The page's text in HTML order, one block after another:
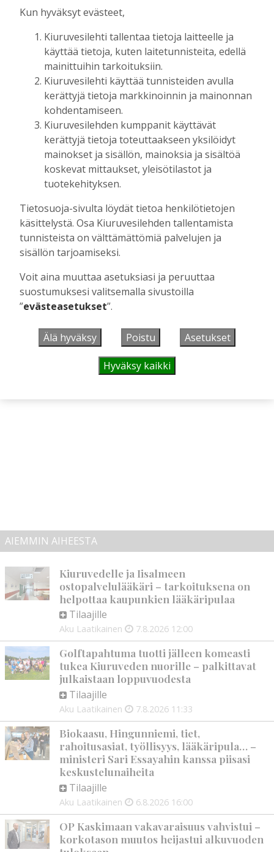
käy, jos sekin viedään? Onko tämä viimeinen niitti
lomituspalveluiden lomitustyön päällikkö Raija
Martikainen.
– Näin mittavia leikkauksia ei välttämättä tarvita,
koska näyttää siltä, että säästöjä syntyy
muutenkin. Nyt esitys on lausuntokierroksella.
Paperillahan 20 miljoonan säästöt voi näyttää
helpolta, mutta näin isoille muutoksille
tarvittaisiin lisäaikaa, Martikainen painottaa.
Ylä-Savon lomituspalvelut työllistävät 185
vakituista ja määräaikaista lomittajaa sekä
ostopalveluyrittäjiä. Kiuruvetisiä vakituisia
lomittajia on 57.
Kiuruvetinen Pentti Saharinen on tehnyt
lomittajan työtä kohta 24 vuotta. Hän
työskentelee pääsääntöisesti robottitiloilla.
olla tapissa, säästöillä mentäisiin jo kipurajojen
yli. Tämän kesän jälkeen on kyllä huomannut
viljelijöiden väsymyksen, sanoo Saharinen.
AIEMMIN AIHEESTA
Kiuruvedelle ja Iisalmeen
ostopalvelulääkäri – tarkoituksena on
helpottaa kaupunkien lääkäripulaa
Tilaajille
Aku Laatikainen 7.8.2026 12:00
Golftapahtuma tuotti jälleen komeasti
tukea Kiuruveden nuorille – palkittavat
julkaistaan loppuvuodesta
Tilaajille
Aku Laatikainen 7.8.2026 11:33
Biokaasu, Hingunniemi, tiet,
rahoitusasiat, työllisyys, lääkäripula… –
ministeri Sari Essayahin kanssa piisasi
keskustelunaiheita
Tilaajille
Aku Laatikainen 6.8.2026 16:00
OP Kaskimaan vakavaraisuus vahvistui –
korkotason muutos heijastui alkuvuoden
Kun hyväksyt evästeet,
Kiuruvesilehti tallentaa tietoja laitteelle ja
käyttää tietoja, kuten laitetunnisteita, edellä
mainittuihin tarkoituksiin.
Kiuruvesilehti käyttää tunnisteiden avulla
kerättyjä tietoja markkinoinnin ja mainonnan
kohdentamiseen.
Kiuruvesilehden kumppanit käyttävät
kerättyjä tietoja toteuttaakseen yksilöidyt
mainokset ja sisällön, mainoksia ja sisältöä
koskevat mittaukset, yleisötilastot ja
tuotekehityksen.
Tietosuoja-sivulta löydät tietoa henkilötietojen
käsittelystä. Osa Kiuruvesilehden tallentamista
tunnisteista on välttämättömiä palvelujen ja
sisällön tarjoamiseksi.
Voit aina muuttaa asetuksiasi ja peruuttaa
suostumuksesi valitsemalla sivustoilla
”evästeasetukset”.
Älä hyväksy Poistu Asetukset
Hyväksy kaikki